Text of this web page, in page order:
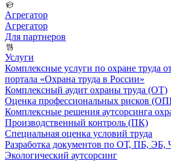
Агрегатор
Агрегатор
Для партнеров
Услуги
Комплексные услуги по охране труда
портала «Охрана труда в России»
Комплексный аудит охраны труда (ОТ)
Оценка профессиональных рисков
Комплексные решения аутсорсинга
Производственный контроль (ПК)
Специальная оценка условий труда
Разработка документов по ОТ, ПБ, ЭБ,
Экологический аутсорсинг